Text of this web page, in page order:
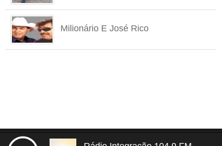
Milionário E José Rico